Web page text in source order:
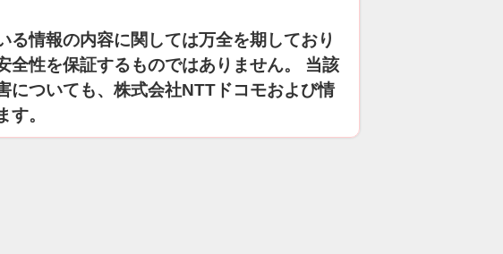
る情報の内容に関しては万全を期しており
全性を保証するものではありません。 当該
についても、株式会社NTTドコモおよび情
。